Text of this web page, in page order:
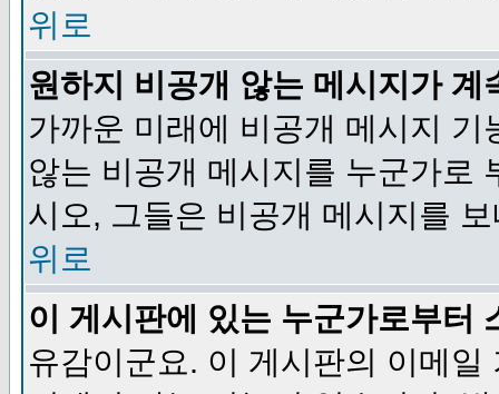
위로
원하지 비공개 않는 메시지가 계
가까운 미래에 비공개 메시지
않는 비공개 메시지를 누군가로
시오, 그들은 비공개 메시지를
위로
이 게시판에 있는 누군가로부터
유감이군요. 이 게시판의 이메